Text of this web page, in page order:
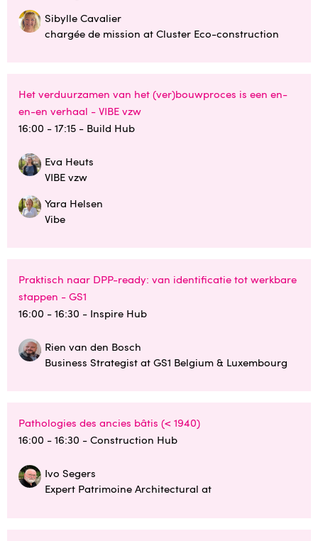
Sibylle Cavalier
chargée de mission at Cluster Eco-construction
Het verduurzamen van het (ver)bouwproces is een en-
en-en verhaal - VIBE vzw
16:00 - 17:15 - Build Hub
Eva Heuts
VIBE vzw
Yara Helsen
Vibe
Praktisch naar DPP-ready: van identificatie tot werkbare
stappen - GS1
16:00 - 16:30 - Inspire Hub
Rien van den Bosch
Business Strategist at GS1 Belgium & Luxembourg
Pathologies des ancies bâtis (< 1940)
16:00 - 16:30 - Construction Hub
Ivo Segers
Expert Patrimoine Architectural at